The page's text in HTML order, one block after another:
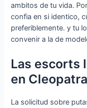
ambitos de tu vida.
confia en si identico,
preferiblemente. y tu
convenir a la de
Las escorts
en Cleopatra
La solicitud sobre